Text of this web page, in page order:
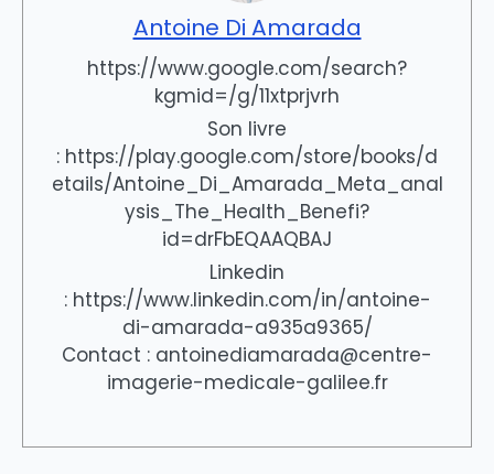
Antoine Di Amarada
https://www.google.com/search?
kgmid=/g/11xtprjvrh
Son livre
: https://play.google.com/store/books/d
etails/Antoine_Di_Amarada_Meta_anal
ysis_The_Health_Benefi?
id=drFbEQAAQBAJ
Linkedin
: https://www.linkedin.com/in/antoine-
di-amarada-a935a9365/
Contact : antoinediamarada@centre-
imagerie-medicale-galilee.fr